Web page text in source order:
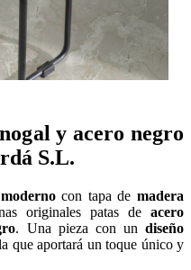
y acero negro
S.L.
con tapa demadera
originales patas deacero
. Una pieza con undiseño
que aportará un toque único y